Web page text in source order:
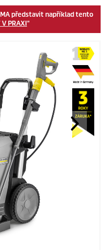
představit například tento
PRAXI"